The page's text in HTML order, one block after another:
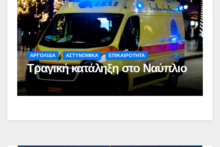
ΑΡΓΟΛΙΔΑ ΑΣΤΥΝΟΜΙΚΑ ΕΠΙΚΑΙΡΟΤΗΤΑ
Τραγική κατάληξη στο Ναύπλιο